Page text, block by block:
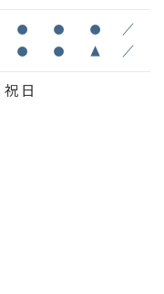
● ● ● ／
● ● ▲ ／
日